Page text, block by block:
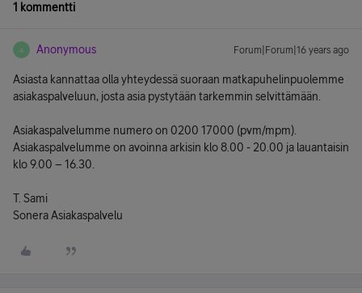
1 kommentti
A Anonymous Forum|Forum|16 years ago
Asiasta kannattaa olla yhteydessä suoraan matkapuhelinpuolemme
asiakaspalveluun, josta asia pystytään tarkemmin selvittämään.
Asiakaspalvelumme numero on 0200 17000 (pvm/mpm).
Asiakaspalvelumme on avoinna arkisin klo 8.00 - 20.00 ja lauantaisin
klo 9.00 – 16.30.
T. Sami
Sonera Asiakaspalvelu